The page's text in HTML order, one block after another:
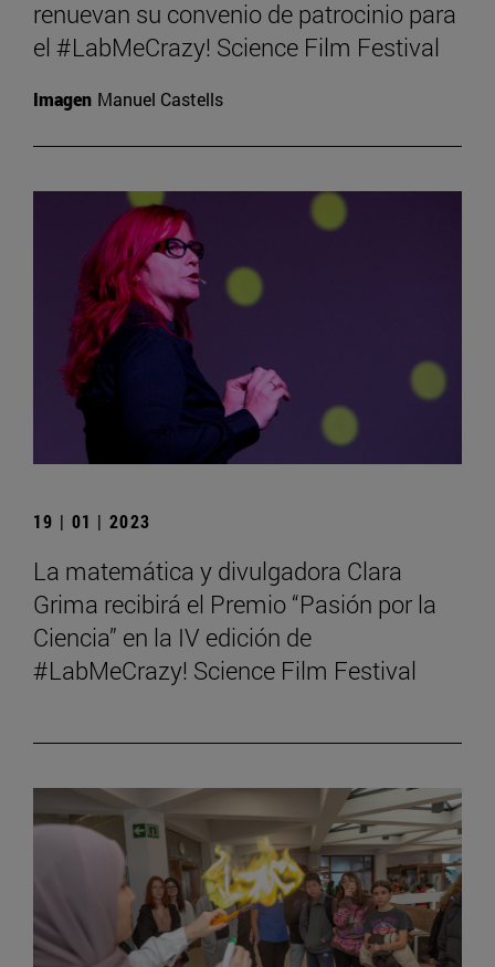
renuevan su convenio de patrocinio para
el #LabMeCrazy! Science Film Festival
Imagen Manuel Castells
19 | 01 | 2023
La matemática y divulgadora Clara
Grima recibirá el Premio “Pasión por la
Ciencia” en la IV edición de
#LabMeCrazy! Science Film Festival